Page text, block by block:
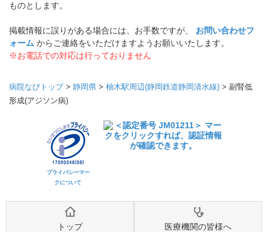
ものとします。
掲載情報に誤りがある場合には、お手数ですが、 お問い合わせフ
ォーム からご連絡をいただけますようお願いいたします。
※お電話での対応は行っておりません
病院なびトップ> 静岡県 > 柚木駅周辺(静岡鉄道静岡清水線) > 副腎低
形成(アジソン病)
プライバシーマー
クについて
トップ 医療機関の皆様へ